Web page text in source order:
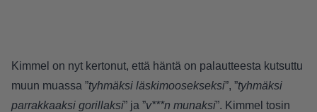
Kimmel on nyt kertonut, että häntä on palautteesta kutsuttu
muun muassa ”tyhmäksi läskimoosekseksi”, ”tyhmäksi
parrakkaaksi gorillaksi” ja ”v***n munaksi”. Kimmel tosin